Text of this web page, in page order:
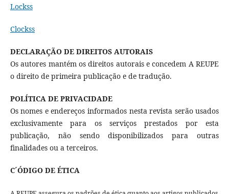
Lockss
Clockss
DECLARAÇÃO DE DIREITOS AUTORAIS
Os autores mantém os direitos autorais e concedem A REUPE
o direito de primeira publicação e de tradução.
POLÍTICA DE PRIVACIDADE
Os nomes e endereços informados nesta revista serão usados
exclusivamente para os serviços prestados por esta
publicação, não sendo disponibilizados para outras
finalidades ou a terceiros.
C´ÓDIGO DE ÉTICA